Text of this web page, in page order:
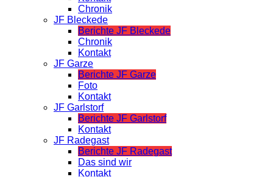
Chronik
JF Bleckede
Berichte JF Bleckede
Chronik
Kontakt
JF Garze
Berichte JF Garze
Foto
Kontakt
JF Garlstorf
Berichte JF Garlstorf
Kontakt
JF Radegast
Berichte JF Radegast
Das sind wir
Kontakt